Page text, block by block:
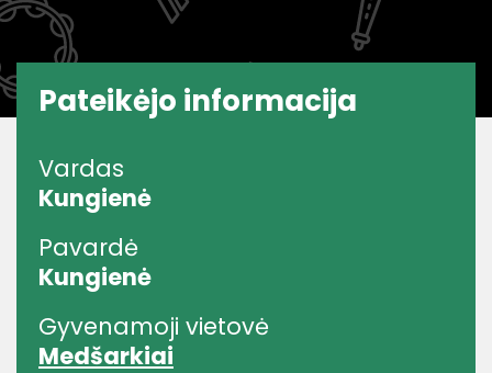
Pateikėjo informacija
Vardas
Kungienė
Pavardė
Kungienė
Gyvenamoji vietovė
Medšarkiai